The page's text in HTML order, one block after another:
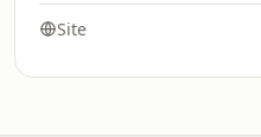
Site